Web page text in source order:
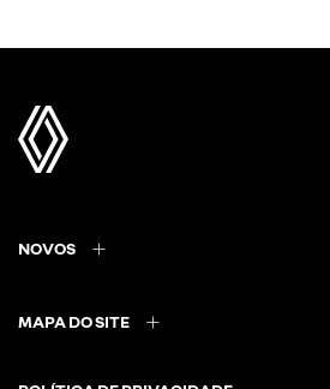
NOVOS
MAPA DO SITE